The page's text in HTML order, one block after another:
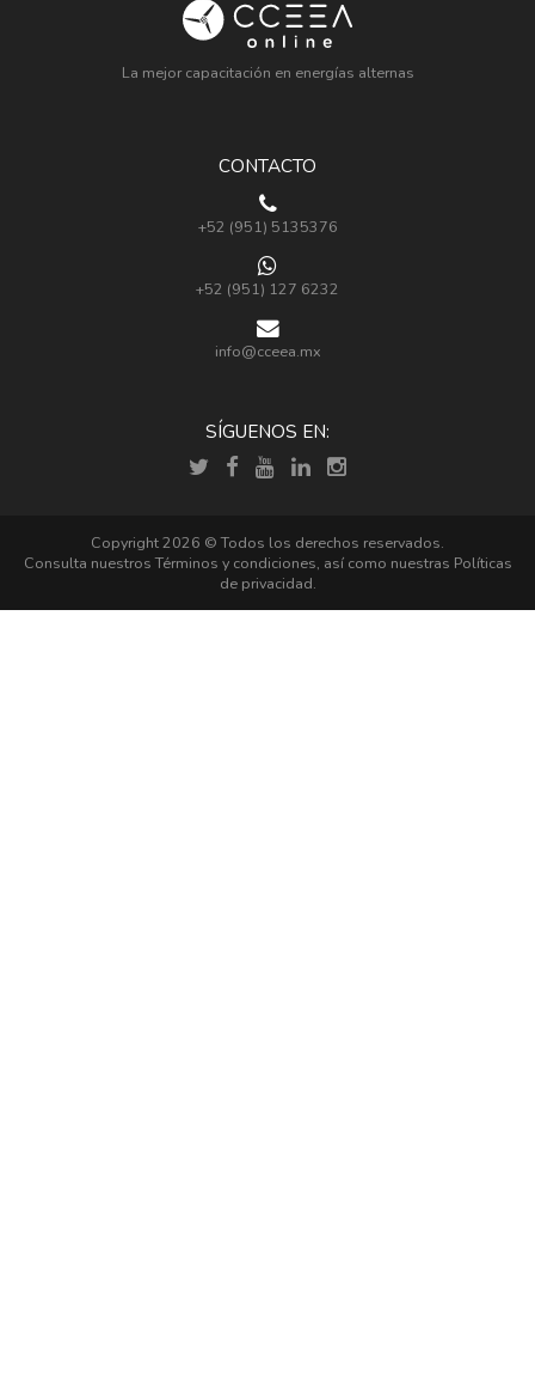
La mejor capacitación en energías alternas
CONTACTO
+52 (951) 5135376
+52 (951) 127 6232
info@cceea.mx
SÍGUENOS EN:
Copyright 2026 © Todos los derechos reservados.
Consulta nuestrosTérminos y condiciones, así como nuestras Políticas
de privacidad.